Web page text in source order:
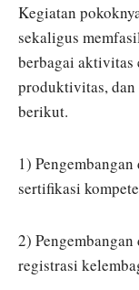
Kegiatan
sekaligus
berbagai
produktivitas, dan
berikut.
1)
sertifikasi
2)
registrasi